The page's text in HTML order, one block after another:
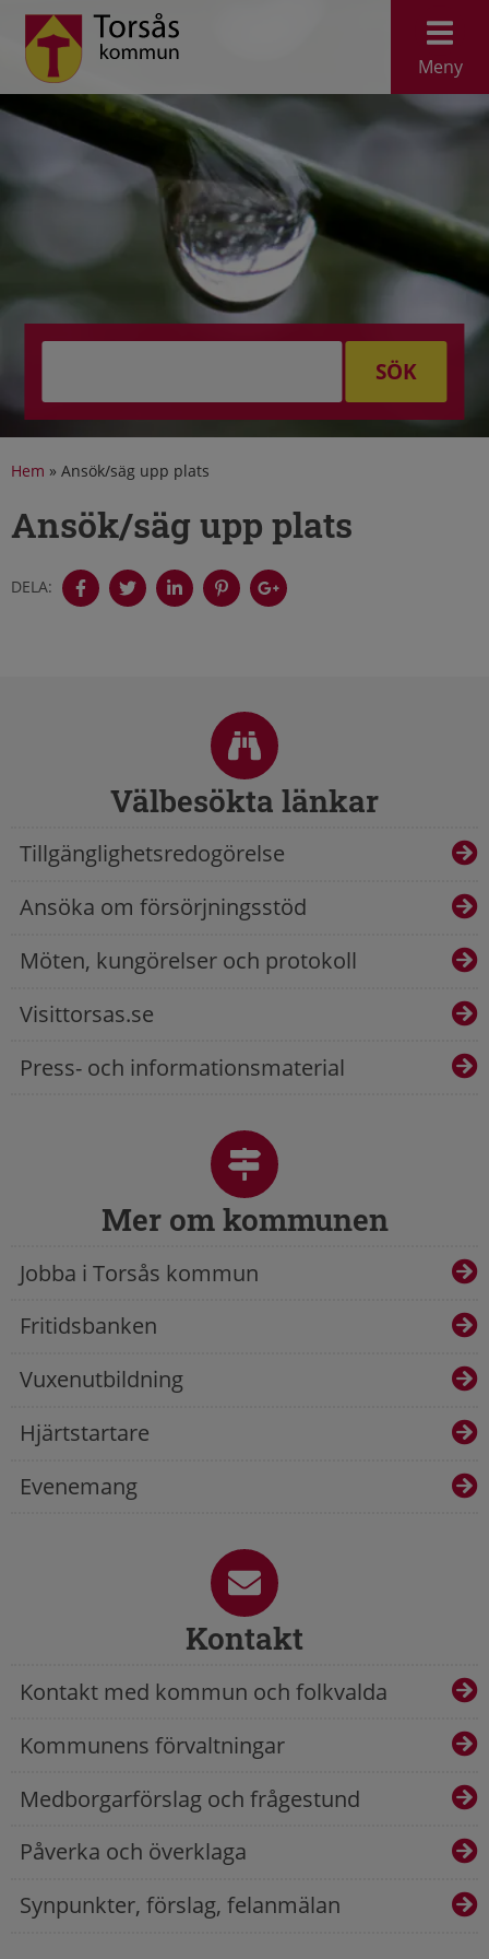
Meny
SÖK
Hem » Ansök/säg upp plats
Ansök/säg upp plats
DELA:
Välbesökta länkar
Tillgänglighetsredogörelse
Ansöka om försörjningsstöd
Möten, kungörelser och protokoll
Visittorsas.se
Press- och informationsmaterial
Mer om kommunen
Jobba i Torsås kommun
Fritidsbanken
Vuxenutbildning
Hjärtstartare
Evenemang
Kontakt
Kontakt med kommun och folkvalda
Kommunens förvaltningar
Medborgarförslag och frågestund
Påverka och överklaga
Synpunkter, förslag, felanmälan